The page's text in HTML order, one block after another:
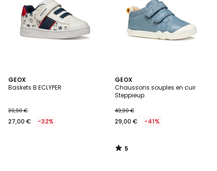
GEOX
Baskets B ECLYPER
39,90 €
27,00 € -32%
GEOX
Chaussons souples en cuir
Steppieup
49,90 €
29,00 € -41%
5
/
5
5
/